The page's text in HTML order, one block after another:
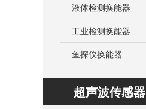
液体检测换能器
工业检测换能器
鱼探仪换能器
超声波传感